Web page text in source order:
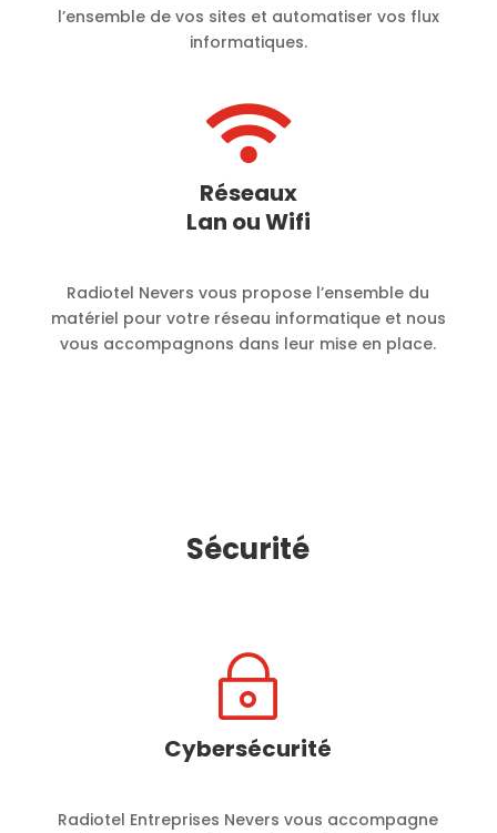
l’ensemble de vos sites et automatiser vos flux
informatiques.

Réseaux
Lan ou Wifi
Radiotel Nevers vous propose l’ensemble du
matériel pour votre réseau informatique et nous
vous accompagnons dans leur mise en place.
Sécurité
~
Cybersécurité
Radiotel Entreprises Nevers vous accompagne